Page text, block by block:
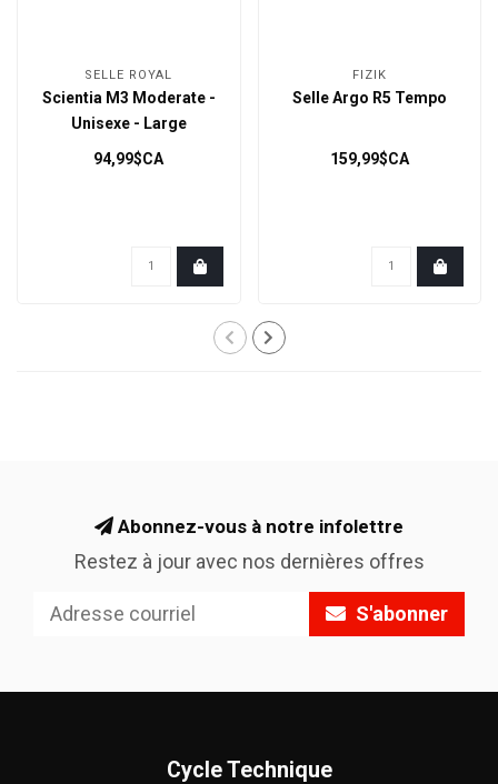
SELLE ROYAL
Scientia M3 Moderate -
Unisexe - Large
94,99$CA
FIZIK
Selle Argo R5 Tempo
159,99$CA
Abonnez-vous à notre infolettre
Restez à jour avec nos dernières offres
S'abonner
Cycle Technique